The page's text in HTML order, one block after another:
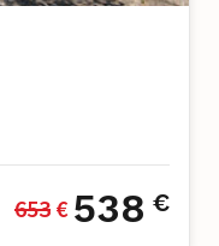
653 € 538 €